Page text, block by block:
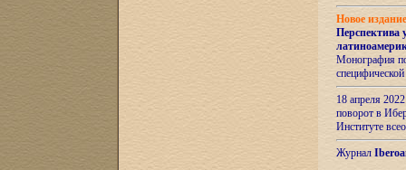
Новое
Перспектива
Монография
18 апреля
поворот в
Институте
Журнал